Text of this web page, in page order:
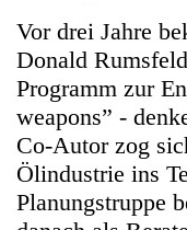
Vor drei Jahre
Donald
Programm zur
weapons” -
Co-Autor zog
Ölindustrie ins
Planungstruppe